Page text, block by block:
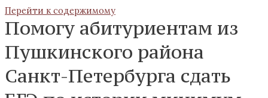
Перейти к содержимому
Помогу абитуриентам из
Пушкинского района
Санкт-Петербурга сдать